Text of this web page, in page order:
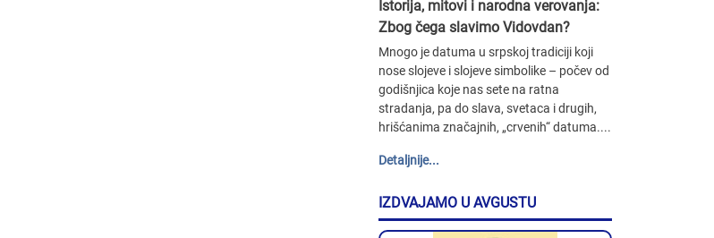
Istorija, mitovi i narodna verovanja:
Zbog čega slavimo Vidovdan?
Mnogo je datuma u srpskoj tradiciji koji
nose slojeve i slojeve simbolike – počev od
godišnjica koje nas sete na ratna
stradanja, pa do slava, svetaca i drugih,
hrišćanima značajnih, „crvenih“ datuma....
Detaljnije...
IZDVAJAMO U AVGUSTU